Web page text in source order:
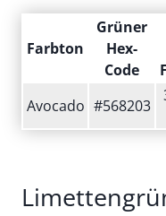
Farbton
Grüner
Hex-
Code
Avocado #568203